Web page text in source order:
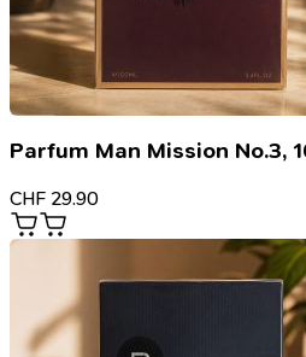
Parfum Man Mission No.3,
CHF 29.90